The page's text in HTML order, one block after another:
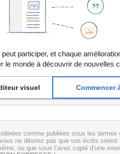
comme publiées sous les
ne désirez pas que vos écrits
ou que vous l’avez copié d’une
peut participer, et chaque
le monde à découvrir de nouvelles
visuel Commencer